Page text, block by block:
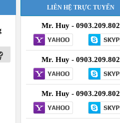
LIÊN HỆ TRỰC TUYẾN
Mr. Huy - 0903.209.802
Mr. Huy - 0903.209.802
Mr. Huy - 0903.209.802